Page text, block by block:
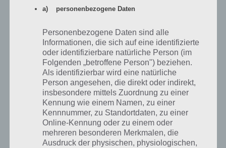
a) personenbezogene Daten
Personenbezogene Daten sind alle
Informationen, die sich auf eine identifizierte
oder identifizierbare natürliche Person (im
Folgenden „betroffene Person") beziehen.
Als identifizierbar wird eine natürliche
Person angesehen, die direkt oder indirekt,
insbesondere mittels Zuordnung zu einer
Kennung wie einem Namen, zu einer
Kennnummer, zu Standortdaten, zu einer
Online-Kennung oder zu einem oder
mehreren besonderen Merkmalen, die
Ausdruck der physischen, physiologischen,